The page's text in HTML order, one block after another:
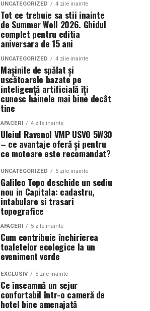
UNCATEGORIZED 4 zile inainte
Tot ce trebuie sa stii inainte
de Summer Well 2026. Ghidul
complet pentru editia
aniversara de 15 ani
UNCATEGORIZED 4 zile inainte
Mașinile de spălat și
uscătoarele bazate pe
inteligență artificială îți
cunosc hainele mai bine decât
tine
AFACERI 4 zile inainte
Uleiul Ravenol VMP USVO 5W30
– ce avantaje oferă și pentru
ce motoare este recomandat?
UNCATEGORIZED 5 zile inainte
Galileo Topo deschide un sediu
nou in Capitala: cadastru,
intabulare si trasari
topografice
AFACERI 5 zile inainte
Cum contribuie închirierea
toaletelor ecologice la un
eveniment verde
EXCLUSIV 5 zile inainte
Ce înseamnă un sejur
confortabil într-o cameră de
hotel bine amenajată